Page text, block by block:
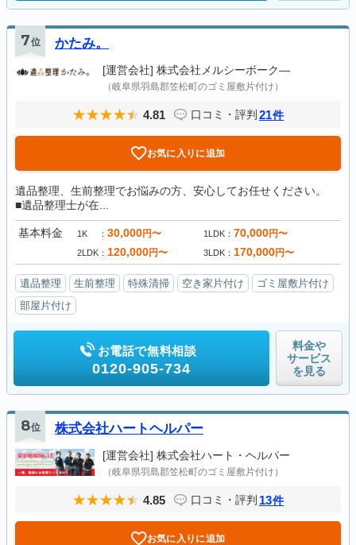
7位 かたみ。
[運営会社] 株式会社メルシーボーク―
（岐阜県羽島郡笠松町のゴミ屋敷片付け）
4.81 口コミ・評判 21件
お気に入りに追加
遺品整理、生前整理でお悩みの方、安心してお任せください。
■遺品整理士が在...
基本料金 1K 30,000円〜 1LDK 70,000円〜
2LDK 120,000円〜 3LDK 170,000円〜
遺品整理 生前整理 特殊清掃 空き家片付け
ゴミ屋敷片付け
部屋片付け
お電話で無料相談
0120-905-734
料金や
サービス
を見る
8位 株式会社ハートヘルパー
[運営会社] 株式会社ハート・ヘルパー
（岐阜県羽島郡笠松町のゴミ屋敷片付け）
4.85 口コミ・評判 13件
お気に入りに追加